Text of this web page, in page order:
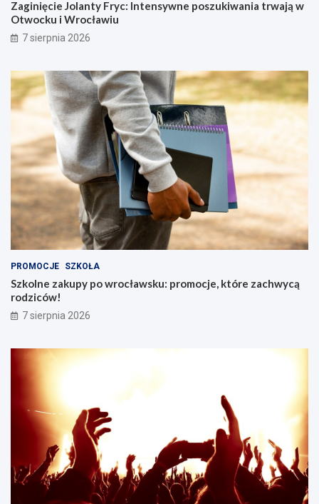
c
i
ł
r
a
ż
k
a
l
ś
n
g
w
L
w
ó
u
a
t
r
j
ą
w
w
o
c
u
i
W
r
c
ł
a
w
Zaginięcie Jolanty Fryc: Intensywne poszukiwania trwają w
Otwocku i Wrocławiu
7 sierpnia 2026
PROMOCJE SZKOŁA
Szkolne zakupy po wrocławsku: promocje, które zachwycą
rodziców!
7 sierpnia 2026